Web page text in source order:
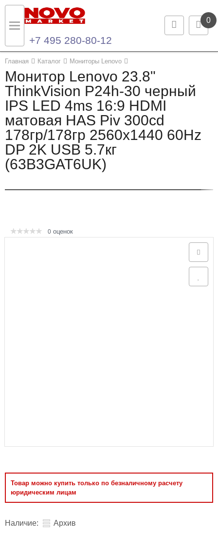
0
+7 495 280-80-12
Главная Каталог Мониторы Lenovo
Монитор Lenovo 23.8"
ThinkVision P24h-30 черный
IPS LED 4ms 16:9 HDMI
матовая HAS Piv 300cd
178гр/178гр 2560x1440 60Hz
DP 2K USB 5.7кг
(63B3GAT6UK)
Товар можно купить только по безналичному расчету
юридическим лицам
0 оценок
Наличие: Архив
Назад
Каталог продукции
Ноутбуки и ультрабуки
Компьютеры
Моноблоки
Серверы и СХД
Аксессуары
Назад
Контакты
Контактная информация